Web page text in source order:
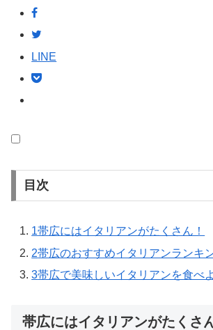
LINE
目次
1帯広にはイタリアンがたくさん！
2帯広のおすすめイタリアンランキ
3帯広で美味しいイタリアンを食べ
帯広にはイタリアンがたくさ